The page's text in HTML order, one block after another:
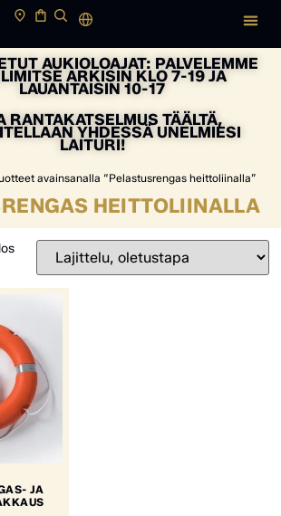
AUKIOLOAJAT: PALVELEMME
ARKISIN KLO 7-19 JA
LAUANTAISIN 10-17
RANTAKATSELMUS TÄÄLTÄ,
YHDESSÄ UNELMIESI
LAITURI!
avainsanalla “Pelastusrengas heittoliinalla”
HEITTOLIINALLA
JA